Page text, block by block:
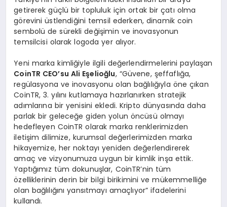
getirerek güçlü bir topluluk için ortak bir çatı olma
görevini üstlendiğini temsil ederken, dinamik coin
sembolü de sürekli değişimin ve inovasyonun
temsilcisi olarak logoda yer alıyor.
Yeni marka kimliğiyle ilgili değerlendirmelerini paylaşan
CoinTR CEO’su Ali Eşelioğlu, “Güvene, şeffaflığa,
regülasyona ve inovasyonu olan bağlılığıyla öne çıkan
CoinTR, 3. yılını kutlamaya hazırlanırken stratejik
adımlarına bir yenisini ekledi. Kripto dünyasında daha
parlak bir geleceğe giden yolun öncüsü olmayı
hedefleyen CoinTR olarak marka renklerimizden
iletişim dilimize, kurumsal değerlerimizden marka
hikayemize, her noktayı yeniden değerlendirerek
amaç ve vizyonumuza uygun bir kimlik inşa ettik.
Yaptığımız tüm dokunuşlar, CoinTR’nin tüm
özelliklerinin derin bir bilgi birikimini ve mükemmelliğe
olan bağlılığını yansıtmayı amaçlıyor” ifadelerini
kullandı.